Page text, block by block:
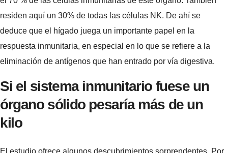
residen aquí un 30% de todas las células NK. De ahí se
deduce que el hígado juega un importante papel en la
respuesta inmunitaria, en especial en lo que se refiere a la
eliminación de antígenos que han entrado por vía digestiva.
Si el sistema inmunitario fuese un
órgano sólido pesaría más de un
kilo
El estudio ofrece algunos descubrimientos sorprendentes. Por